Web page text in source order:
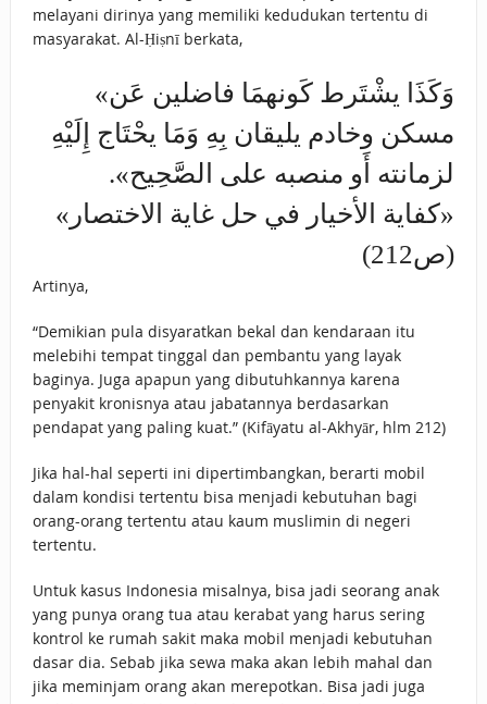
melayani dirinya yang memiliki kedudukan tertentu di
masyarakat. Al-Ḥiṣnī berkata,
«وَكَذَا يشْتَرط كَونهمَا فاضلين عَن
مسكن وخادم يليقان بِهِ وَمَا يحْتَاج إِلَيْهِ
لزمانته أَو منصبه على الصَّحِيح».
«كفاية الأخيار في حل غاية الاختصار»
(ص212)
Artinya,
“Demikian pula disyaratkan bekal dan kendaraan itu
melebihi tempat tinggal dan pembantu yang layak
baginya. Juga apapun yang dibutuhkannya karena
penyakit kronisnya atau jabatannya berdasarkan
pendapat yang paling kuat.” (Kifāyatu al-Akhyār, hlm 212)
Jika hal-hal seperti ini dipertimbangkan, berarti mobil
dalam kondisi tertentu bisa menjadi kebutuhan bagi
orang-orang tertentu atau kaum muslimin di negeri
tertentu.
Untuk kasus Indonesia misalnya, bisa jadi seorang anak
yang punya orang tua atau kerabat yang harus sering
kontrol ke rumah sakit maka mobil menjadi kebutuhan
dasar dia. Sebab jika sewa maka akan lebih mahal dan
jika meminjam orang akan merepotkan. Bisa jadi juga